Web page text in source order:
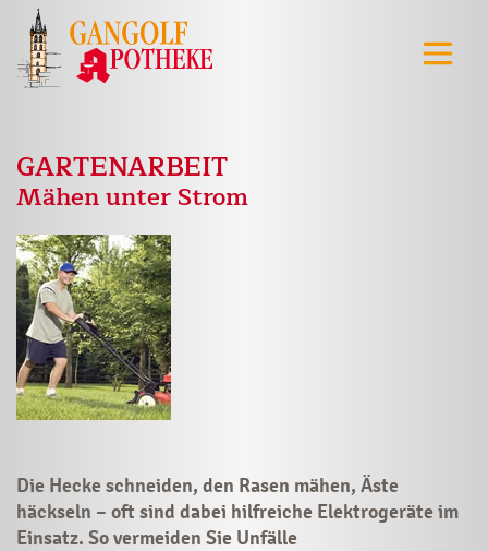
GARTENARBEIT
Mähen unter Strom
Die Hecke schneiden, den Rasen mähen, Äste
häckseln – oft sind dabei hilfreiche Elektrogeräte im
Einsatz. So vermeiden Sie Unfälle